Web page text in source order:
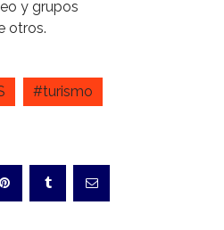
y grupos
otros.
#turismo